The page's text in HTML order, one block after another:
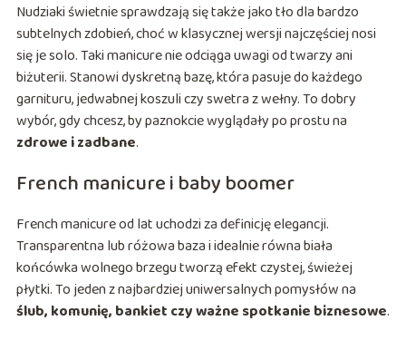
Nudziaki świetnie sprawdzają się także jako tło dla bardzo
subtelnych zdobień, choć w klasycznej wersji najczęściej nosi
się je solo. Taki manicure nie odciąga uwagi od twarzy ani
biżuterii. Stanowi dyskretną bazę, która pasuje do każdego
garnituru, jedwabnej koszuli czy swetra z wełny. To dobry
wybór, gdy chcesz, by paznokcie wyglądały po prostu na
zdrowe i zadbane.
French manicure i baby boomer
French manicure od lat uchodzi za definicję elegancji.
Transparentna lub różowa baza i idealnie równa biała
końcówka wolnego brzegu tworzą efekt czystej, świeżej
płytki. To jeden z najbardziej uniwersalnych pomysłów na
ślub, komunię, bankiet czy ważne spotkanie biznesowe.